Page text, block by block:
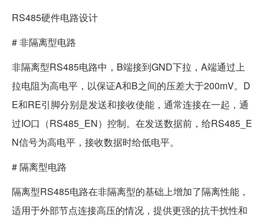
RS485硬件电路设计
# 非隔离型电路
非隔离型RS485电路中，B端接到GND下拉，A端通过上
拉电阻为高电平，以保证A和B之间的压差大于200mV。D
E和RE引脚分别是发送和接收使能，通常连接在一起，通
过IO口（RS485_EN）控制。在发送数据前，给RS485_E
N信号为高电平，接收数据时给低电平。
# 隔离型电路
隔离型RS485电路在非隔离型的基础上增加了隔离性能，
适用于外部节点连接高压的情况，提供更强的抗干扰性和